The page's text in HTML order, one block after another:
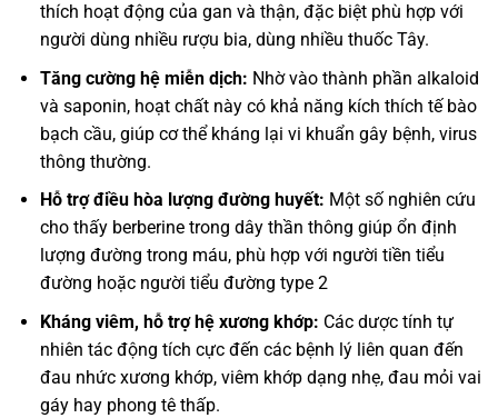
thích hoạt động của gan và thận, đặc biệt phù hợp với
người dùng nhiều rượu bia, dùng nhiều thuốc Tây.
Tăng cường hệ miễn dịch: Nhờ vào thành phần alkaloid
và saponin, hoạt chất này có khả năng kích thích tế bào
bạch cầu, giúp cơ thể kháng lại vi khuẩn gây bệnh, virus
thông thường.
Hỗ trợ điều hòa lượng đường huyết: Một số nghiên cứu
cho thấy berberine trong dây thần thông giúp ổn định
lượng đường trong máu, phù hợp với người tiền tiểu
đường hoặc người tiểu đường type 2
Kháng viêm, hỗ trợ hệ xương khớp: Các dược tính tự
nhiên tác động tích cực đến các bệnh lý liên quan đến
đau nhức xương khớp, viêm khớp dạng nhẹ, đau mỏi vai
gáy hay phong tê thấp.